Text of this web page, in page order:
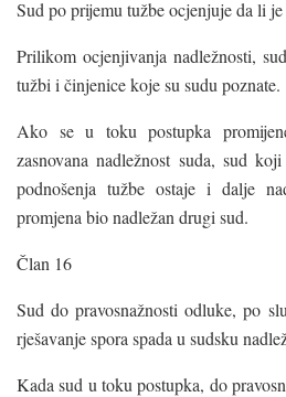
Sud po prijemu tužbe ocjenjuje da li je
Prilikom ocjenjivanja nadležnosti,
tužbi i činjenice koje su sudu poznate.
Ako se u toku postupka
zasnovana nadležnost suda, sud
podnošenja tužbe ostaje i dalje
promjena bio nadležan drugi sud.
Član 16
Sud do pravosnažnosti odluke, po
rješavanje spora spada u sudsku
Kada sud u toku postupka, do